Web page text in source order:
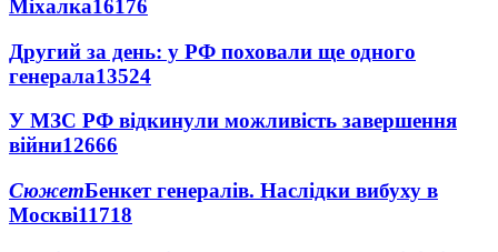
Міхалка16176
Другий за день: у РФ поховали ще одного
генерала13524
У МЗС РФ відкинули можливість завершення
війни12666
СюжетБенкет генералів. Наслідки вибуху в
Москві11718